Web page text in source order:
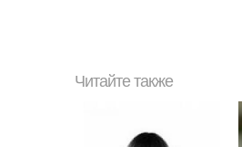
Читайте также